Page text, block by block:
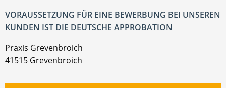
VORAUSSETZUNG FÜR EINE BEWERBUNG BEI UNSEREN
KUNDEN IST DIE DEUTSCHE APPROBATION
Praxis Grevenbroich
41515 Grevenbroich